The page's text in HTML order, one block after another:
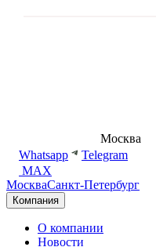
Москва
Whatsapp
Telegram
MAX
МоскваСанкт-Петербург
Компания
О компании
Новости